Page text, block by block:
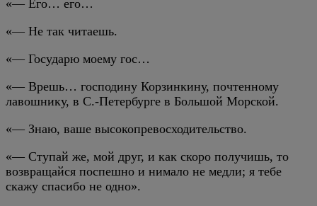
«— Его… его…
«— Не так читаешь.
«— Государю моему гос…
«— Врешь… господину Корзинкину, почтенному
лавошнику, в С.-Петербурге в Большой Морской.
«— Знаю, ваше высокопревосходительство.
«— Ступай же, мой друг, и как скоро получишь, то
возвращайся поспешно и нимало не медли; я тебе
скажу спасибо не одно».